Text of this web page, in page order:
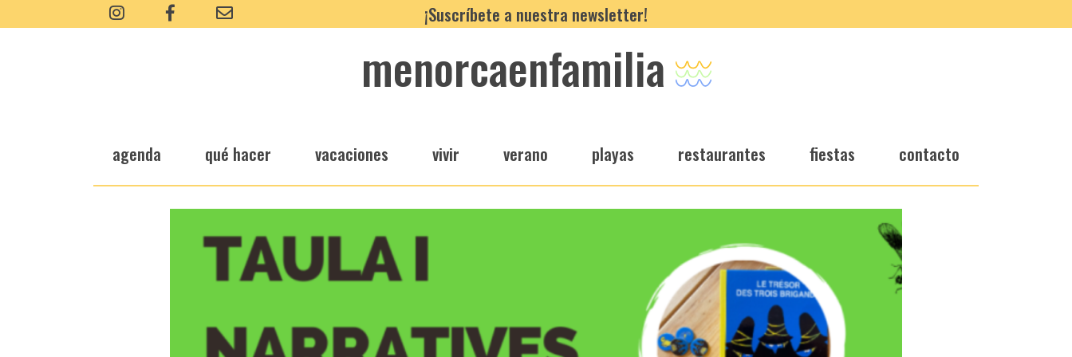
¡Suscríbete a nuestra newsletter!
menorcaenfamilia
agenda qué hacer vacaciones vivir verano playas restaurantes fiestas contacto